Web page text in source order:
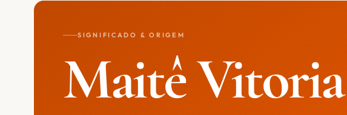
SIGNIFICADO & ORIGEM
Maitê Vitoria